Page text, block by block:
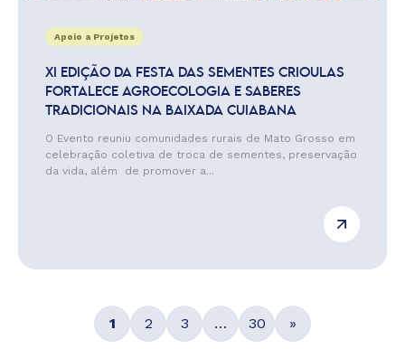
Apoio a Projetos
XI EDIÇÃO DA FESTA DAS SEMENTES CRIOULAS
FORTALECE AGROECOLOGIA E SABERES
TRADICIONAIS NA BAIXADA CUIABANA
O Evento reuniu comunidades rurais de Mato Grosso em
celebração coletiva de troca de sementes, preservação
da vida, além de promover a...
1 2 3 … 30 »